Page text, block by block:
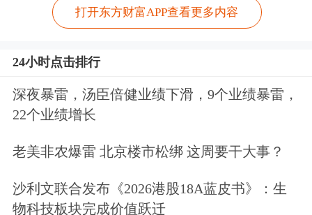
打开东方财富APP查看更多内容
24小时点击排行
深夜暴雷，汤臣倍健业绩下滑，9个业绩暴雷，
22个业绩增长
老美非农爆雷 北京楼市松绑 这周要干大事？
沙利文联合发布《2026港股18A蓝皮书》：生
物科技板块完成价值跃迁